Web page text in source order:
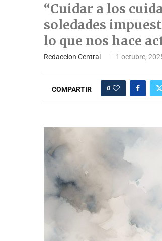
“Cuidar a los
soledades
lo que nos hace
Redaccion Central 1 octubre,
COMPARTIR 0